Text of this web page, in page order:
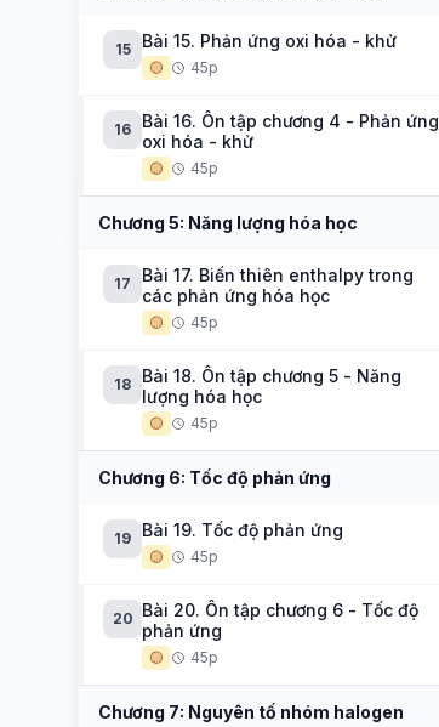
15 Bài 15. Phản ứng oxi hóa - khử
🟡 45p
16
Bài 16. Ôn tập chương 4 - Phản ứng
oxi hóa - khử
🟡 45p
Chương 5: Năng lượng hóa học
17
Bài 17. Biến thiên enthalpy trong
các phản ứng hóa học
🟡 45p
18
Bài 18. Ôn tập chương 5 - Năng
lượng hóa học
🟡 45p
Chương 6: Tốc độ phản ứng
19 Bài 19. Tốc độ phản ứng
🟡 45p
20 Bài 20. Ôn tập chương 6 - Tốc độ
phản ứng
🟡 45p
Chương 7: Nguyên tố nhóm halogen